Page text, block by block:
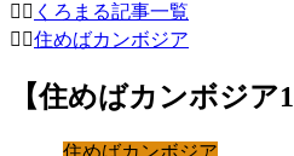
くろまる記事一覧
住めばカンボジア
【住めばカンボジ
住めばカンボジア